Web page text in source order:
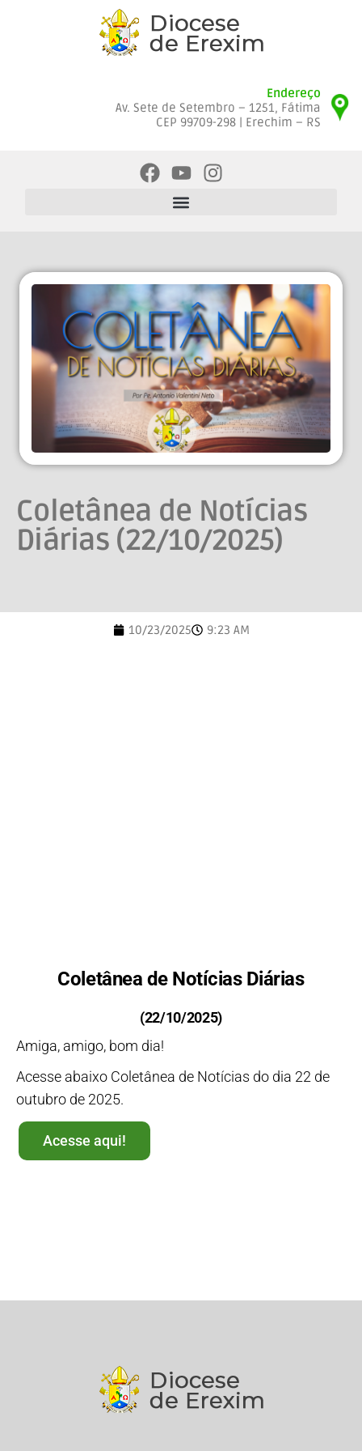
Endereço
Av. Sete de Setembro – 1251, Fátima
CEP 99709-298 | Erechim – RS
Coletânea de Notícias
Diárias (22/10/2025)
10/23/2025 9:23 AM
Coletânea de Notícias Diárias
(22/10/2025)
Amiga, amigo, bom dia!
Acesse abaixo Coletânea de Notícias do dia 22 de
outubro de 2025.
Acesse aqui!